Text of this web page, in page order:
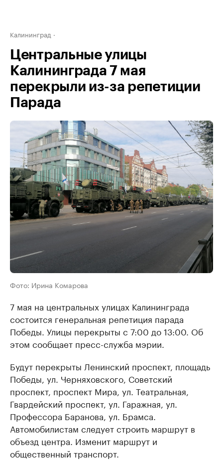
Калининград
Центральные улицы
Калининграда 7 мая
перекрыли из-за репетиции
Парада
Фото: Ирина Комарова
7 мая на центральных улицах Калининграда
состоится генеральная репетиция парада
Победы. Улицы перекрыты с 7:00 до 13:00. Об
этом сообщает пресс-служба мэрии.
Будут перекрыты Ленинский проспект, площадь
Победы, ул. Черняховского, Советский
проспект, проспект Мира, ул. Театральная,
Гвардейский проспект, ул. Гаражная, ул.
Профессора Баранова, ул. Брамса.
Автомобилистам следует строить маршрут в
объезд центра. Изменит маршрут и
общественный транспорт.